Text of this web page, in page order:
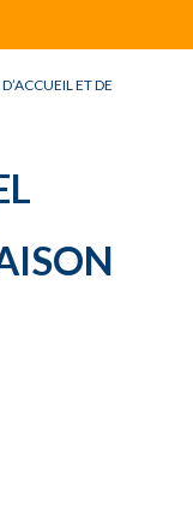
ET DE